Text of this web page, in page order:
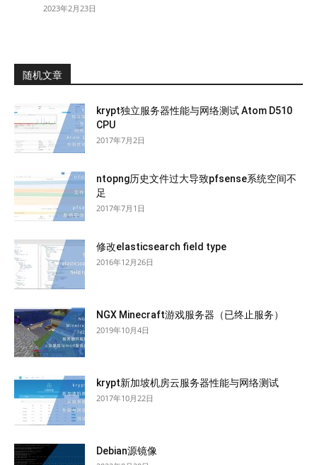
2023年2月23日
随机文章
krypt独立服务器性能与网络测试 Atom D510
CPU
2017年7月2日
ntopng历史文件过大导致pfsense系统空间不
足
2017年7月1日
修改elasticsearch field type
2016年12月26日
NGX Minecraft游戏服务器（已终止服务）
2019年10月4日
krypt新加坡机房云服务器性能与网络测试
2017年10月22日
Debian源镜像